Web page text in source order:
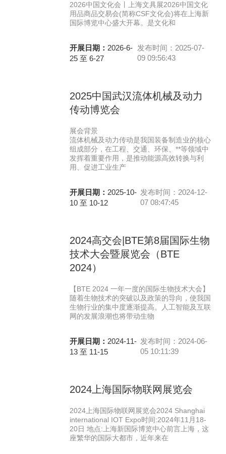
2026中国文化会丨上海文具展2026中国文化
用品商品交易会(简称CSF文化会)将在上海新
国际博览中心盛大开幕。是文化和
开展日期： 2026-6-
25 至 6-27
发布时间：2025-07-
09 09:56:43
2025中国武汉流体机械及动力
传动博览会
展会背景
流体机械及动力传动是我国装备制造业的核心
组成部分，在工程、交通、环保、**等领域中
发挥着重要作用，是推动能源高效转换与利
用、促进工业生产
开展日期： 2025-10-
10 至 10-12
发布时间：2024-12-
07 08:47:45
2024高交会|BTE第8届国际生物
技术大会暨展览会（BTE
2024）
【BTE 2024 一年一度的国际生物技术大会】
随着生物技术的突破以及政策的导向，使我国
生物行业的集中度逐渐提高。人工智能及互联
网的发展浪潮也将带动生物
开展日期： 2024-11-
13 至 11-15
发布时间：2024-06-
05 10:11:39
2024上海国际物联网展览会
2024上海国际物联网展览会2024 Shanghai
international IOT Expo时间:2024年11月18-
20日 地点:上海新国际博览中心前言上海，这
座繁华的国际大都市，近年来在